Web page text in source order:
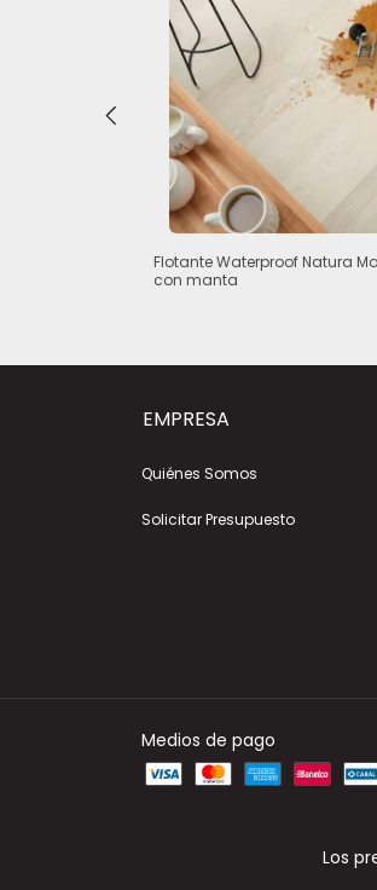
Flotante Waterproof Natura
con manta
EMPRESA
Quiénes Somos
Solicitar Presupuesto
Medios de pago
Los